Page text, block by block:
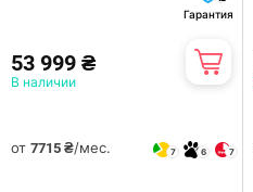
Гарантия
53 999 ₴
В наличии
от 7715 ₴/мес. 7 6 7